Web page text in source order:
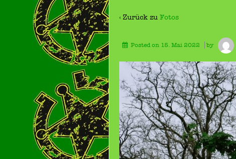
‹ Zurück zu Fotos
Posted on 15. Mai 2022 by